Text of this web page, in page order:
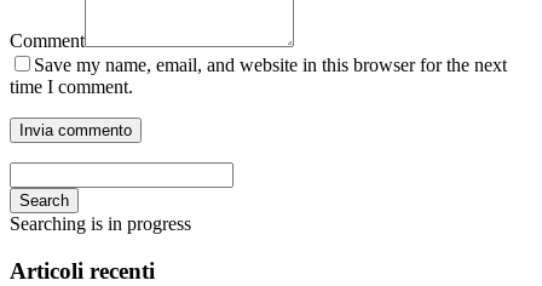
Comment
Save my name, email, and website in this browser for the next
time I comment.
Search
Searching is in progress
Articoli recenti